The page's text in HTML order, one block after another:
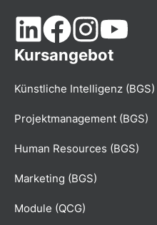
Kursangebot
Künstliche Intelligenz (BGS)
Projektmanagement (BGS)
Human Resources (BGS)
Marketing (BGS)
Module (QCG)